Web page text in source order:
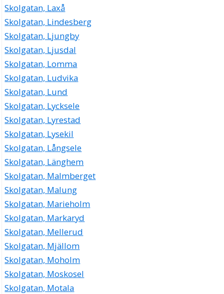
Skolgatan, Laxå
Skolgatan, Lindesberg
Skolgatan, Ljungby
Skolgatan, Ljusdal
Skolgatan, Lomma
Skolgatan, Ludvika
Skolgatan, Lund
Skolgatan, Lycksele
Skolgatan, Lyrestad
Skolgatan, Lysekil
Skolgatan, Långsele
Skolgatan, Länghem
Skolgatan, Malmberget
Skolgatan, Malung
Skolgatan, Marieholm
Skolgatan, Markaryd
Skolgatan, Mellerud
Skolgatan, Mjällom
Skolgatan, Moholm
Skolgatan, Moskosel
Skolgatan, Motala